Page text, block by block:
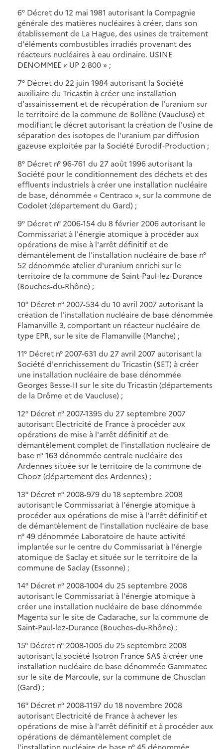
6° Décret du 12 mai 1981 autorisant la Compagnie
générale des matières nucléaires à créer, dans son
établissement de La Hague, des usines de traitement
d'éléments combustibles irradiés provenant des
réacteurs nucléaires à eau ordinaire. USINE
DENOMMEE « UP 2-800 » ;
7° Décret du 22 juin 1984 autorisant la Société
auxiliaire du Tricastin à créer une installation
d'assainissement et de récupération de l'uranium sur
le territoire de la commune de Bollène (Vaucluse) et
modifiant le décret autorisant la création de l'usine de
séparation des isotopes de l'uranium par diffusion
gazeuse exploitée par la Société Eurodif-Production ;
8° Décret n° 96-761 du 27 août 1996 autorisant la
Société pour le conditionnement des déchets et des
effluents industriels à créer une installation nucléaire
de base, dénommée « Centraco », sur la commune de
Codolet (département du Gard) ;
9° Décret n° 2006-154 du 8 février 2006 autorisant le
Commissariat à l'énergie atomique à procéder aux
opérations de mise à l'arrêt définitif et de
démantèlement de l'installation nucléaire de base n°
52 dénommée atelier d'uranium enrichi sur le
territoire de la commune de Saint-Paul-lez-Durance
(Bouches-du-Rhône) ;
10° Décret n° 2007-534 du 10 avril 2007 autorisant la
création de l'installation nucléaire de base dénommée
Flamanville 3, comportant un réacteur nucléaire de
type EPR, sur le site de Flamanville (Manche) ;
11° Décret n° 2007-631 du 27 avril 2007 autorisant la
Société d'enrichissement du Tricastin (SET) à créer
une installation nucléaire de base dénommée
Georges Besse-II sur le site du Tricastin (départements
de la Drôme et de Vaucluse) ;
12° Décret n° 2007-1395 du 27 septembre 2007
autorisant Electricité de France à procéder aux
opérations de mise à l'arrêt définitif et de
démantèlement complet de l'installation nucléaire de
base n° 163 dénommée centrale nucléaire des
Ardennes située sur le territoire de la commune de
Chooz (département des Ardennes) ;
13° Décret n° 2008-979 du 18 septembre 2008
autorisant le Commissariat à l'énergie atomique à
procéder aux opérations de mise à l'arrêt définitif et
de démantèlement de l'installation nucléaire de base
n° 49 dénommée Laboratoire de haute activité
implantée sur le centre du Commissariat à l'énergie
atomique de Saclay et située sur le territoire de la
commune de Saclay (Essonne) ;
14° Décret n° 2008-1004 du 25 septembre 2008
autorisant le Commissariat à l'énergie atomique à
créer une installation nucléaire de base dénommée
Magenta sur le site de Cadarache, sur la commune de
Saint-Paul-lez-Durance (Bouches-du-Rhône) ;
15° Décret n° 2008-1005 du 25 septembre 2008
autorisant la société Isotron France SAS à créer une
installation nucléaire de base dénommée Gammatec
sur le site de Marcoule, sur la commune de Chusclan
(Gard) ;
16° Décret n° 2008-1197 du 18 novembre 2008
autorisant Electricité de France à achever les
opérations de mise à l'arrêt définitif et à procéder aux
opérations de démantèlement complet de
l'installation nucléaire de base n° 45 dénommée